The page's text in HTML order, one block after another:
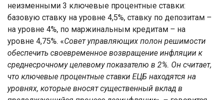
неизменными 3 ключевые процентные ставки:
базовую ставку на уровне 4,5%, ставку по депозитам –
на уровне 4%, по маржинальным кредитам – на
уровне 4,75%. «Совет управляющих полон решимости
обеспечить своевременное возвращение инфляции к
среднесрочному целевому показателю в 2%. Он считает,
что ключевые процентные ставки ЕЦБ находятся на
уровнях, которые вносят существенный вклад в